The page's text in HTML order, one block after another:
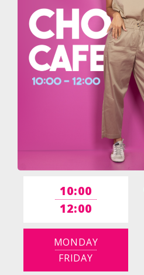
10:00
12:00
MONDAY
FRIDAY